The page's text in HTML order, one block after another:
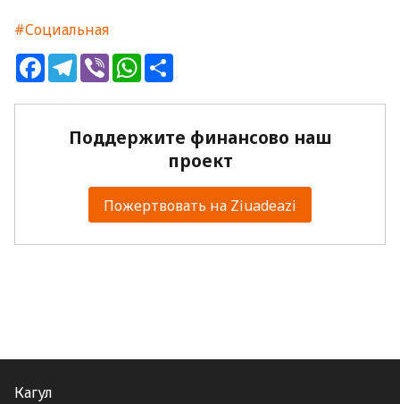
#Социальная
FacebookTelegram
ViberWhatsApp
Поддержите финансово наш
проект
Пожертвовать на Ziuadeazi
Кагул